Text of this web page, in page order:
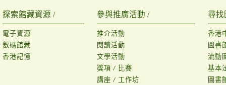
探索館藏資源 /
電子資源
數碼館藏
香港記憶
參與推廣活動 /
推介活動
閱讀活動
文學活動
獎項 / 比賽
講座 / 工作坊
尋找
香港
圖書
流動
基本
圖書